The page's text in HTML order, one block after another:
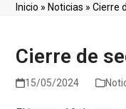
Inicio » Noticias »Cierre
Cierre de
15/05/2024